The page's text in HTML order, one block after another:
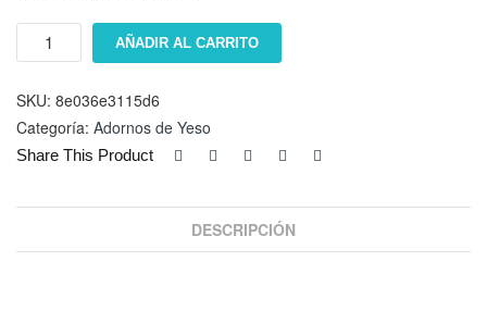
RosetÃ³n
cantidad
AÑADIR AL CARRITO
SKU: 8e036e3115d6
Categoría: Adornos de Yeso
Share This Product
DESCRIPCIÓN